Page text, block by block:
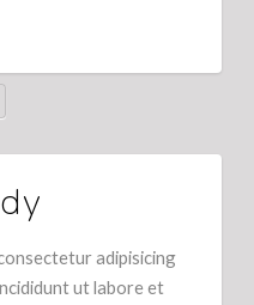
adipisicing
ut labore et